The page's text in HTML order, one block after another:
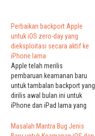
Perbaikan backport Apple
untuk iOS zero-day yang
dieksploitasi secara aktif ke
iPhone lama
Apple telah merilis
pembaruan keamanan baru
untuk tambalan backport yang
dirilis awal bulan ini untuk
iPhone dan iPad lama yang
yang dapat dieksploitasi dari
Masalah Mantra Bug Jenis